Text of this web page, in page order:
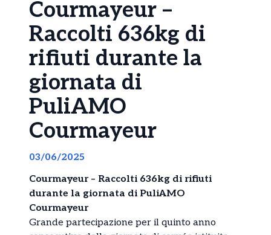
Courmayeur –
Raccolti 636kg di
rifiuti durante la
giornata di
PuliAMO
Courmayeur
03/06/2025
Courmayeur – Raccolti 636kg di rifiuti
durante la giornata di PuliAMO
Courmayeur
Grande partecipazione per il quinto anno